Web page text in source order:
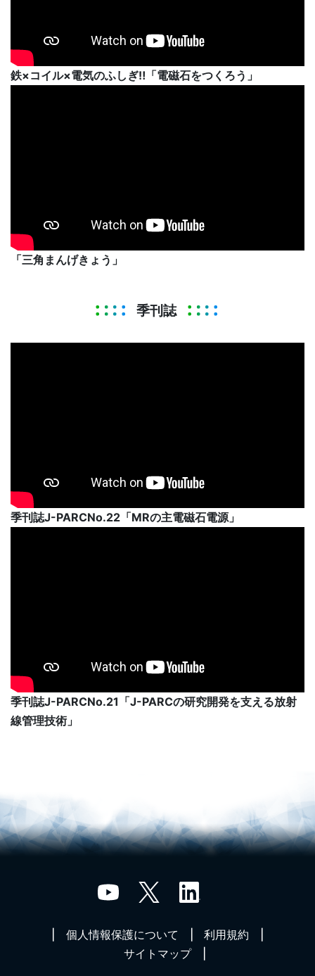
鉄×コイル×電気のふしぎ‼「電磁石をつくろう」
「三角まんげきょう」
季刊誌
季刊誌J-PARCNo.22「MRの主電磁石電源」
季刊誌J-PARCNo.21「J-PARCの研究開発を支える放射
線管理技術」
個人情報保護について
利用規約
サイトマップ